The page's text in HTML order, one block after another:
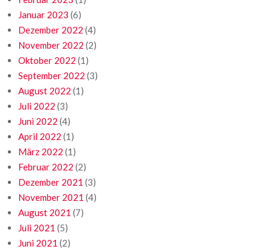
Januar 2023 (6)
Dezember 2022 (4)
November 2022 (2)
Oktober 2022 (1)
September 2022 (3)
August 2022 (1)
Juli 2022 (3)
Juni 2022 (4)
April 2022 (1)
März 2022 (1)
Februar 2022 (2)
Dezember 2021 (3)
November 2021 (4)
August 2021 (7)
Juli 2021 (5)
Juni 2021 (2)